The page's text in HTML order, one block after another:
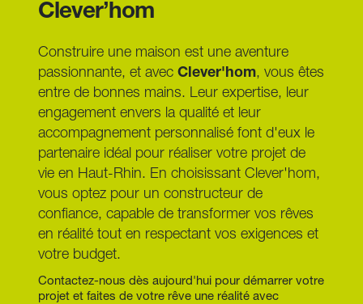
des façades, type de tuiles). En passant par un
les plans de votre maison ossature bois pour respecter
le Plan Local d'Urbanisme (PLU) et garantir l'obtention
rapide de votre permis de construire.
Clever’hom
Construire une maison est une aventure
passionnante, et avec Clever'hom, vous êtes
entre de bonnes mains. Leur expertise, leur
engagement envers la qualité et leur
accompagnement personnalisé font d'eux le
partenaire idéal pour réaliser votre projet de
vie en Haut-Rhin. En choisissant Clever'hom,
vous optez pour un constructeur de
confiance, capable de transformer vos rêves
en réalité tout en respectant vos exigences et
votre budget.
Contactez-nous dès aujourd'hui pour démarrer votre
projet et faites de votre rêve une réalité avec